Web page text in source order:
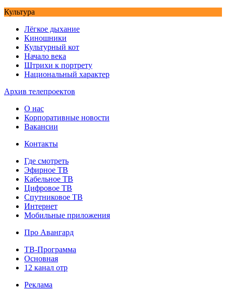
Культура
Лёгкое дыхание
Киношники
Культурный кот
Начало века
Штрихи к портрету
Национальный характер
Архив телепроектов
О нас
Корпоративные новости
Вакансии
Контакты
Где смотреть
Эфирное ТВ
Кабельное ТВ
Цифровое ТВ
Спутниковое ТВ
Интернет
Мобильные приложения
Про Авангард
ТВ-Программа
Основная
12 канал отр
Реклама